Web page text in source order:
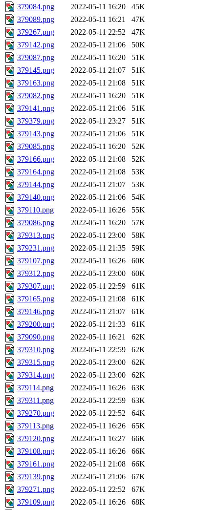
379084.png
2022-05-11 16:20
45K
379089.png
2022-05-11 16:21
47K
379267.png
2022-05-11 22:52
47K
379142.png
2022-05-11 21:06
50K
379087.png
2022-05-11 16:20
51K
379145.png
2022-05-11 21:07
51K
379163.png
2022-05-11 21:08
51K
379082.png
2022-05-11 16:20
51K
379141.png
2022-05-11 21:06
51K
379379.png
2022-05-11 23:27
51K
379143.png
2022-05-11 21:06
51K
379085.png
2022-05-11 16:20
52K
379166.png
2022-05-11 21:08
52K
379164.png
2022-05-11 21:08
53K
379144.png
2022-05-11 21:07
53K
379140.png
2022-05-11 21:06
54K
379110.png
2022-05-11 16:26
55K
379086.png
2022-05-11 16:20
57K
379313.png
2022-05-11 23:00
58K
379231.png
2022-05-11 21:35
59K
379107.png
2022-05-11 16:26
60K
379312.png
2022-05-11 23:00
60K
379307.png
2022-05-11 22:59
61K
379165.png
2022-05-11 21:08
61K
379146.png
2022-05-11 21:07
61K
379200.png
2022-05-11 21:33
61K
379090.png
2022-05-11 16:21
62K
379310.png
2022-05-11 22:59
62K
379315.png
2022-05-11 23:00
62K
379314.png
2022-05-11 23:00
62K
379114.png
2022-05-11 16:26
63K
379311.png
2022-05-11 22:59
63K
379270.png
2022-05-11 22:52
64K
379113.png
2022-05-11 16:26
65K
379120.png
2022-05-11 16:27
66K
379108.png
2022-05-11 16:26
66K
379161.png
2022-05-11 21:08
66K
379139.png
2022-05-11 21:06
67K
379271.png
2022-05-11 22:52
67K
379109.png
2022-05-11 16:26 68K